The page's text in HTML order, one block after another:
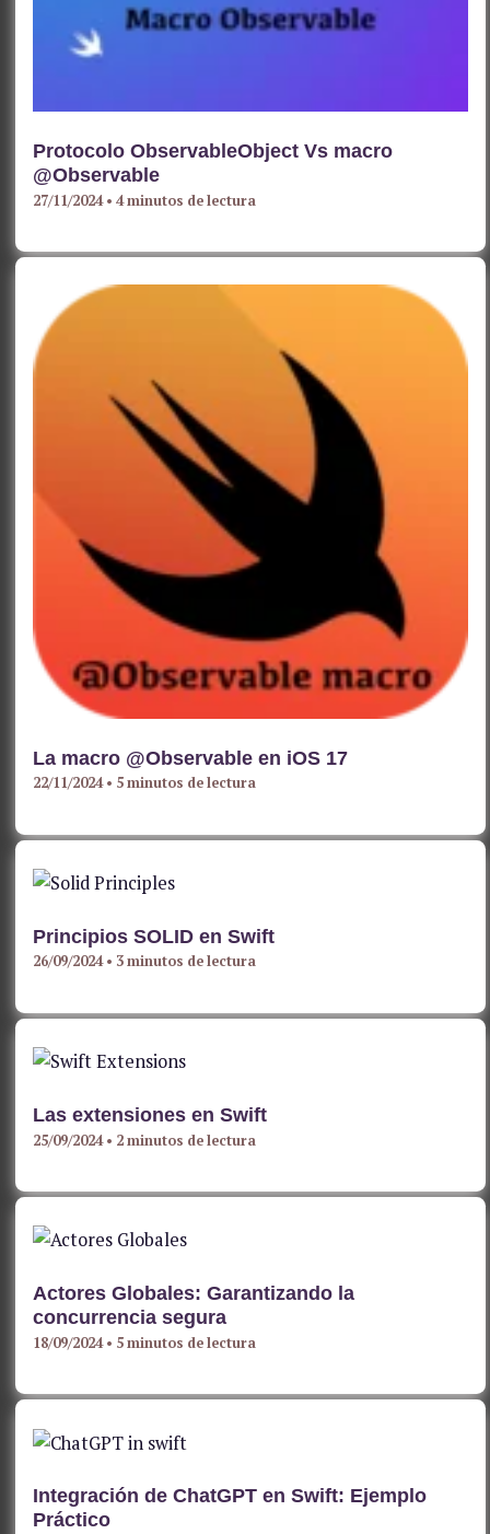
Protocolo ObservableObject Vs macro
@Observable
27/11/2024•4 minutos de lectura
La macro @Observable en iOS 17
22/11/2024• 5 minutos de lectura
Principios SOLID en Swift
26/09/2024• 3 minutos de lectura
Las extensiones en Swift
25/09/2024• 2 minutos de lectura
Actores Globales: Garantizando la
concurrencia segura
18/09/2024• 5 minutos de lectura
Integración de ChatGPT en Swift: Ejemplo
Práctico